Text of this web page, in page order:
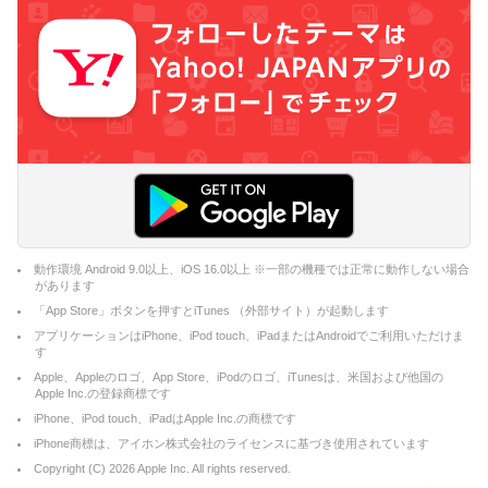
動作環境 Android 9.0以上、iOS 16.0以上 ※一部の機種では正常に動作しない場合
があります
「App Store」ボタンを押すとiTunes （外部サイト）が起動します
アプリケーションはiPhone、iPod touch、iPadまたはAndroidでご利用いただけま
す
Apple、Appleのロゴ、App Store、iPodのロゴ、iTunesは、米国および他国の
Apple Inc.の登録商標です
iPhone、iPod touch、iPadはApple Inc.の商標です
iPhone商標は、アイホン株式会社のライセンスに基づき使用されています
Copyright (C) 2026Apple Inc. All rights reserved.